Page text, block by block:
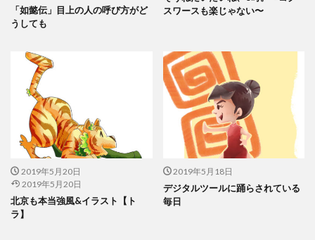
「如懿伝」目上の人の呼び方がど
うしても
スワースも楽じゃない〜
2019年5月20日
2019年5月20日
北京も本当強風&イラスト【ト
ラ】
2019年5月18日
デジタルツールに踊らされている
毎日